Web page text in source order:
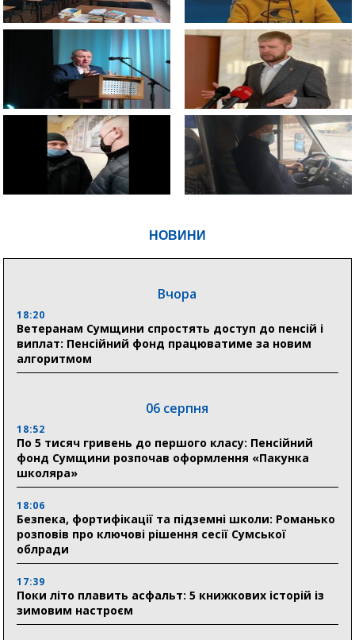
НОВИНИ
Вчора
18:20
Ветеранам Сумщини спростять доступ до пенсій і
виплат: Пенсійний фонд працюватиме за новим
алгоритмом
06 серпня
18:52
По 5 тисяч гривень до першого класу: Пенсійний
фонд Сумщини розпочав оформлення «Пакунка
школяра»
18:06
Безпека, фортифікації та підземні школи: Романько
розповів про ключові рішення сесії Сумської
облради
17:39
Поки літо плавить асфальт: 5 книжкових історій із
зимовим настроєм